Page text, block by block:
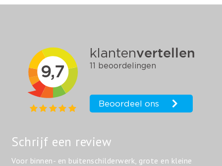
Schrijf een review
Voor binnen- en buitenschilderwerk, grote en kleine